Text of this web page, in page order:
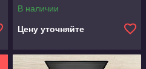
В наличии
Цену уточняйте